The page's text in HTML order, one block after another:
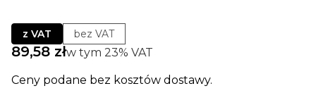
z VAT bez VAT
Cena
89,58 złw tym 23% VAT
w tym 23% VAT
Ceny podane bez kosztów dostawy.